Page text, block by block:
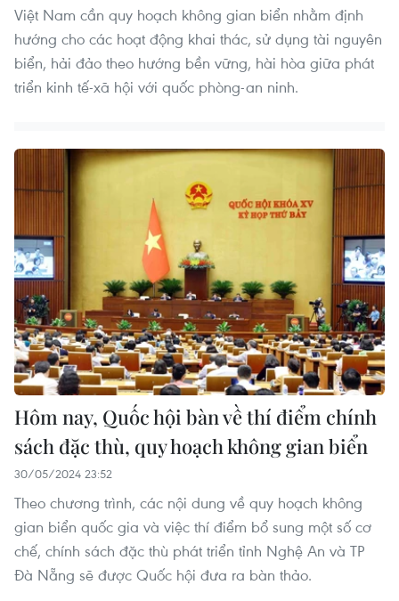
Việt Nam cần quy hoạch không gian biển nhằm định
hướng cho các hoạt động khai thác, sử dụng tài nguyên
biển, hải đảo theo hướng bền vững, hài hòa giữa phát
triển kinh tế-xã hội với quốc phòng-an ninh.
Hôm nay, Quốc hội bàn về thí điểm chính
sách đặc thù, quy hoạch không gian biển
30/05/2024 23:52
Theo chương trình, các nội dung về quy hoạch không
gian biển quốc gia và việc thí điểm bổ sung một số cơ
chế, chính sách đặc thù phát triển tỉnh Nghệ An và TP
Đà Nẵng sẽ được Quốc hội đưa ra bàn thảo.